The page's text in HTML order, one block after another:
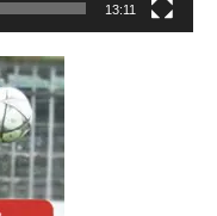
13:11